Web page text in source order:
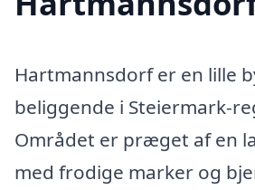
Hartmannsdorf er en lille
beliggende i Steiermark-
Området er præget af en
med frodige marker og